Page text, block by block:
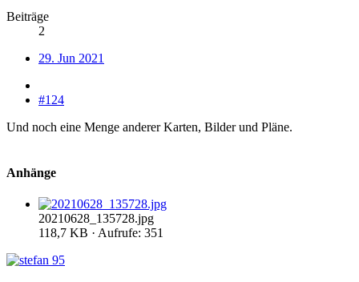
Beiträge
2
29. Jun 2021
#124
Und noch eine Menge anderer Karten, Bilder und Pläne.
Anhänge
20210628_135728.jpg
118,7 KB · Aufrufe: 351